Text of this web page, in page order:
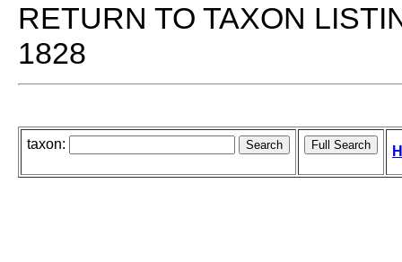
RETURN TO TAXON
1828
taxon: